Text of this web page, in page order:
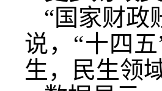
“国家财政
说，“十四
生，民生领